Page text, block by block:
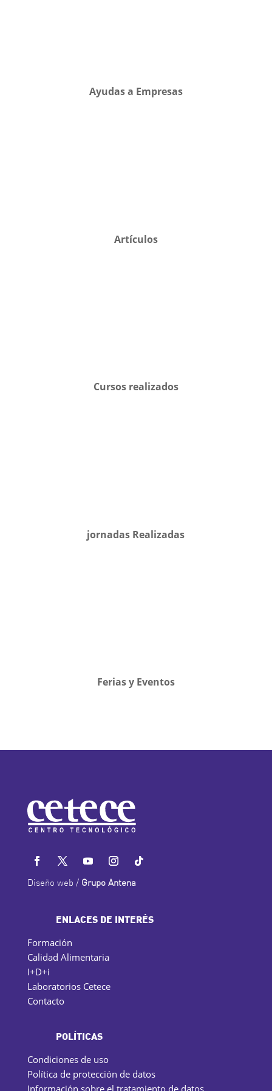
Ayudas a Empresas
Artículos
Cursos realizados
jornadas Realizadas
Ferias y Eventos
Diseño web / Grupo Antena
ENLACES DE INTERÉS
Formación
Calidad Alimentaria
I+D+i
Laboratorios Cetece
Contacto
POLÍTICAS
Condiciones de uso
Política de protección de datos